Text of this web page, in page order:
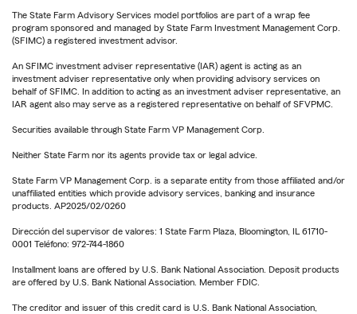
The State Farm Advisory Services model portfolios are part of a wrap fee
program sponsored and managed by State Farm Investment Management Corp.
(SFIMC) a registered investment advisor.
An SFIMC investment adviser representative (IAR) agent is acting as an
investment adviser representative only when providing advisory services on
behalf of SFIMC. In addition to acting as an investment adviser representative, an
IAR agent also may serve as a registered representative on behalf of SFVPMC.
Securities available through State Farm VP Management Corp.
Neither State Farm nor its agents provide tax or legal advice.
State Farm VP Management Corp. is a separate entity from those affiliated and/or
unaffiliated entities which provide advisory services, banking and insurance
products. AP2025/02/0260
Dirección del supervisor de valores: 1 State Farm Plaza, Bloomington, IL 61710-
0001 Teléfono: 972-744-1860
Installment loans are offered by U.S. Bank National Association. Deposit products
are offered by U.S. Bank National Association. Member FDIC.
The creditor and issuer of this credit card is U.S. Bank National Association,